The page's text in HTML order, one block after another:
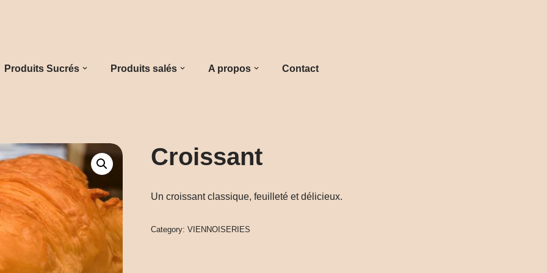
Produits Sucrés Produits salés A propos Contact
Croissant
Un croissant classique, feuilleté et délicieux.
Category: VIENNOISERIES